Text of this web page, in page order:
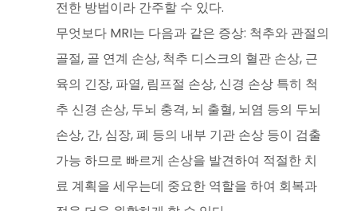
전한 방법이라 간주할 수 있다.
무엇보다 MRI는 다음과 같은 증상: 척추와 관절의
골절, 골 연계 손상, 척추 디스크의 혈관 손상, 근
육의 긴장, 파열, 림프절 손상, 신경 손상 특히 척
추 신경 손상, 두뇌 충격, 뇌 출혈, 뇌염 등의 두뇌
손상, 간, 심장, 폐 등의 내부 기관 손상 등이 검출
가능 하므로 빠르게 손상을 발견하여 적절한 치
료 계획을 세우는데 중요한 역할을 하여 회복과